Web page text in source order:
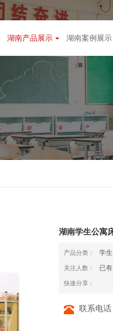
湖南产品展示 湖南案例展示
湖南学生公寓
产品分类： 学
关注人数： 已有
快速分享：
联系电话